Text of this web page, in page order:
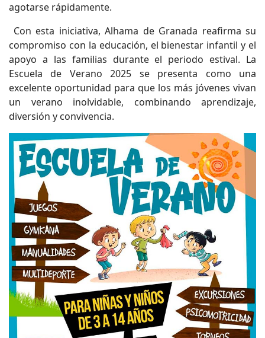
agotarse rápidamente.
Con esta iniciativa, Alhama de Granada reafirma su
compromiso con la educación, el bienestar infantil y el
apoyo a las familias durante el periodo estival. La
Escuela de Verano 2025 se presenta como una
excelente oportunidad para que los más jóvenes vivan
un verano inolvidable, combinando aprendizaje,
diversión y convivencia.